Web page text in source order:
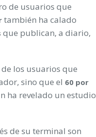
de usuarios que
también ha calado
que publican, a diario,
los usuarios que
sino que el 60 por
ha revelado un estudio
de su terminal son